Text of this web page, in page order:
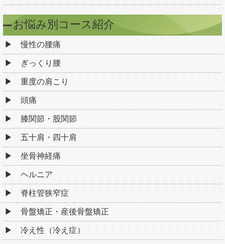
お悩み別コース紹介
慢性の腰痛
ぎっくり腰
重度の肩こり
頭痛
膝関節・股関節
五十肩・四十肩
坐骨神経痛
ヘルニア
脊柱管狭窄症
骨盤矯正・産後骨盤矯正
冷え性（冷え症）